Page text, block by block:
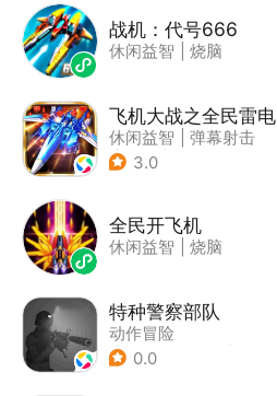
战机：代号666
休闲益智 烧脑
飞机大战之全民雷电
休闲益智
弹幕射击
| 冒险
3.0
全民开飞机
休闲益智 烧脑
特种警察部队
动作冒险
| 第一人称射击
0.0